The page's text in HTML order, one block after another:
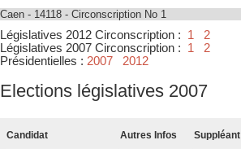
Caen - 14118 - Circonscription No 1
Législatives 2012 Circonscription : 1
2
Législatives 2007 Circonscription :
1
2
Présidentielles : 2007 2012
Elections législatives 2007
Candidat Autres Infos Suppléant